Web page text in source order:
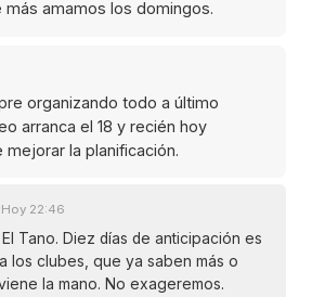
amamos los domingos.
organizando todo a último
arranca el 18 y recién hoy
mejorar la planificación.
Hoy 22:46
Tano. Diez días de anticipación es
los clubes, que ya saben más o
la mano. No exageremos.